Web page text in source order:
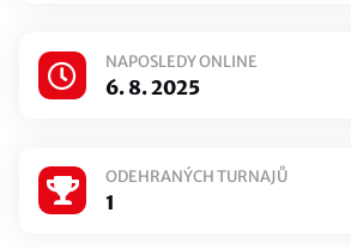
NAPOSLEDY ONLINE
6. 8. 2025
ODEHRANÝCH TURNAJŮ
1